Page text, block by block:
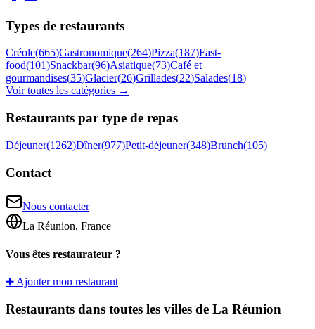
Types de restaurants
Créole(665)Gastronomique(264)Pizza(187)Fast-
food(101)Snackbar(96)Asiatique(73)Café et
gourmandises(35)Glacier(26)Grillades(22)Salades(18)
Voir toutes les catégories →
Restaurants par type de repas
Déjeuner(1262)Dîner(977)Petit-déjeuner(348)Brunch(105)
Contact
Nous contacter
La Réunion, France
Vous êtes restaurateur ?
➕ Ajouter mon restaurant
Restaurants dans toutes les villes de La Réunion